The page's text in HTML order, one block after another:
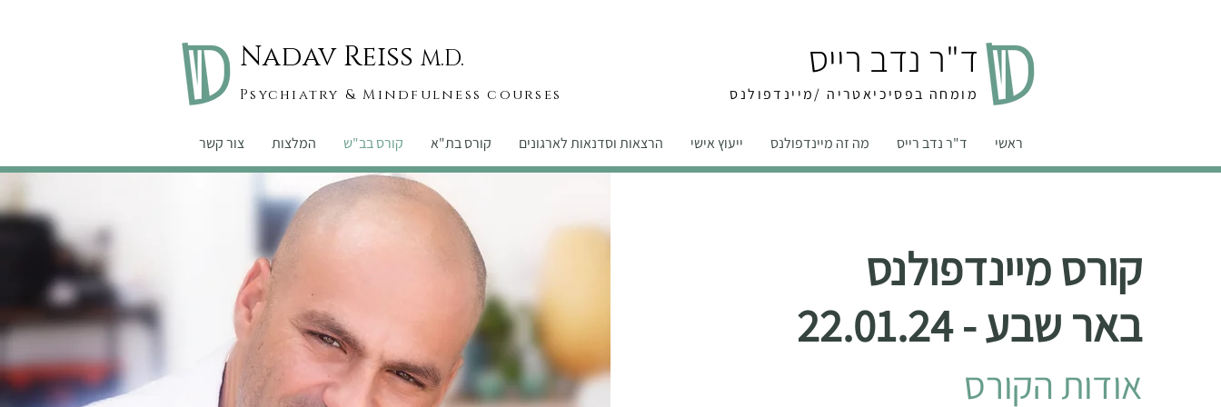
Nadav Reiss M.D.
Psychiatry & Mindfulness courses
ד"ר נדב רייס
מומחה בפסיכיאטריה /מיינדפולנס
ראשי ד"ר נדב רייס מה זה מיינדפולנס ייעוץ אישי הרצאות וסדנאות לארגונים קורס בת"א קורס בב"ש המלצות צור קשר
קורס מיינדפולנס
באר שבע - 22.01.24
אודות הקורס